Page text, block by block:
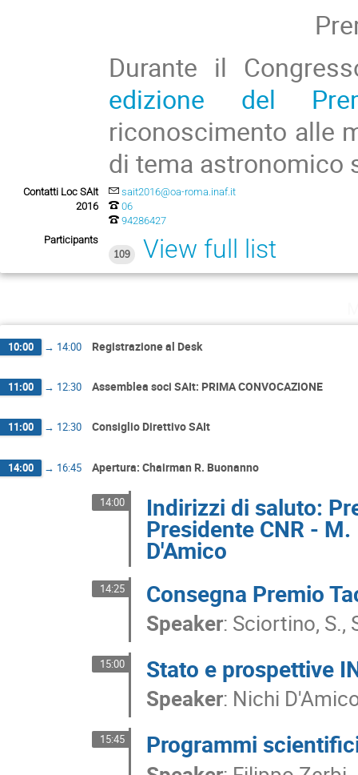
Durante il
edizione del
riconoscimento alle
di tema astronomico
Contatti Loc SAIt
2016
sait2016@oa-roma.inaf.it
06
94286427
Participants
109
View full list
10:00 → 14:00 Registrazione al Desk
11:00 → 12:30 Assemblea soci SAIt: PRIMA CONVOCAZIONE
11:00 → 12:30 Consiglio Direttivo SAIt
14:00 → 16:45 Apertura: Chairman R. Buonanno
14:00 Indirizzi di saluto:
Presidente CNR -
D'Amico
14:25 Consegna Premio
Speaker: Sciortino, S.,
15:00 Stato e prospettive
Speaker: Nichi
15:45 Programmi